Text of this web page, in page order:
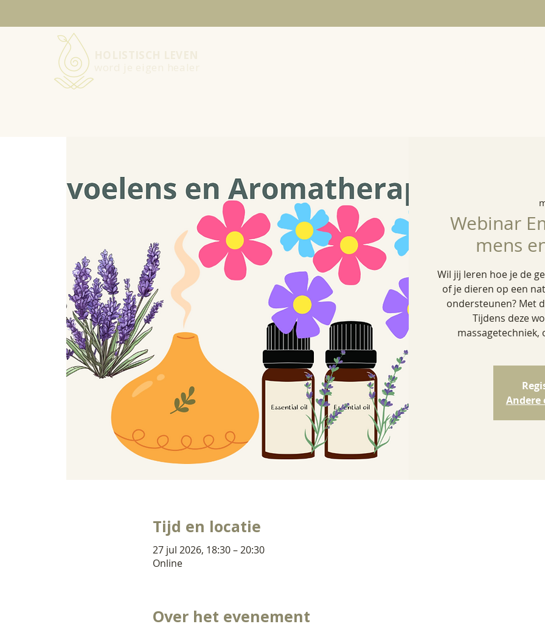
Webinar
mens
Wil jij leren hoe je de
of je dieren op een
ondersteunen? Met
Tijdens deze
Andere
Tijd en locatie
27 jul 2026, 18:30 – 20:30
Online
Over het evenement